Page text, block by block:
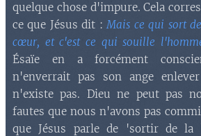
quelque chose d'impure. Cela
ce que Jésus dit :Mais ce qui sort
cœur, et c'est ce qui souille
Ésaïe en a forcément
n'enverrait pas son ange
n'existe pas. Dieu ne peut pas
fautes que nous n'avons pas
que Jésus parle de 'sortir de la